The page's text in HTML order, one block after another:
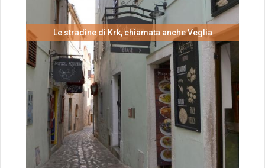
Le stradine di Krk, chiamata anche Veglia